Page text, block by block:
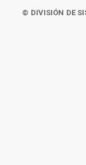
© DIVISIÓN DE